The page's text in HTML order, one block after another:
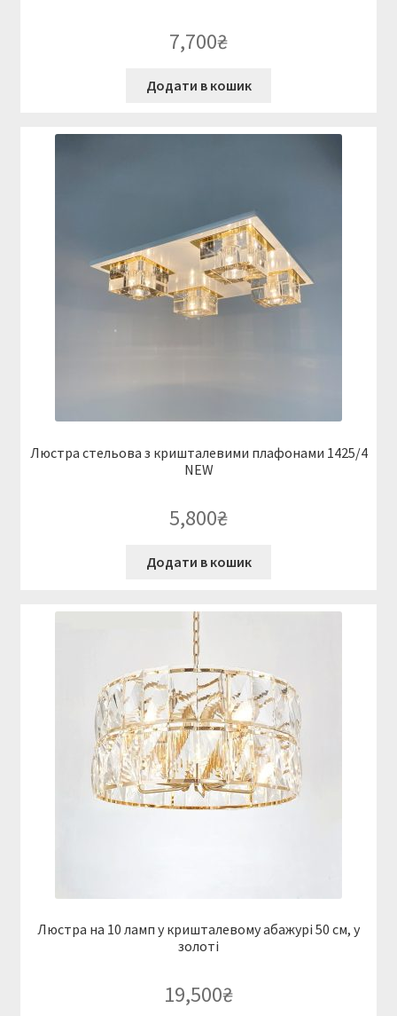
7,700₴
Додати в кошик
Люстра стельова з кришталевими плафонами 1425/4
NEW
5,800₴
Додати в кошик
Люстра на 10 ламп у кришталевому абажурі 50 см, у
золоті
19,500₴